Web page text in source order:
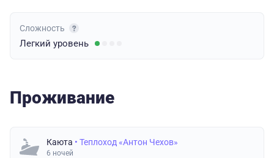
Сложность
Легкий уровень
Проживание
Каюта • Теплоход «Антон Чехов»
6 ночей